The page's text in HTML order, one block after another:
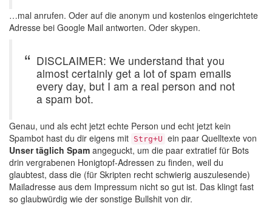
…mal anrufen. Oder auf die anonym und kostenlos eingerichtete
Adresse bei Google Mail antworten. Oder skypen.
DISCLAIMER: We understand that you
almost certainly get a lot of spam emails
every day, but I am a real person and not
a spam bot.
Genau, und als echt jetzt echte Person und echt jetzt kein
Spambot hast du dir eigens mit Strg+U ein paar Quelltexte von
Unser täglich Spam angeguckt, um die paar extratief für Bots
drin vergrabenen Honigtopf-Adressen zu finden, weil du
glaubtest, dass die (für Skripten recht schwierig auszulesende)
Mailadresse aus dem Impressum nicht so gut ist. Das klingt fast
so glaubwürdig wie der sonstige Bullshit von dir.